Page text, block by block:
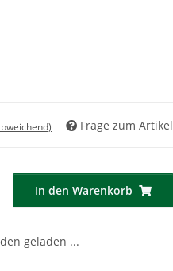
Frage zum Artikel
In den Warenkorb
geladen ...